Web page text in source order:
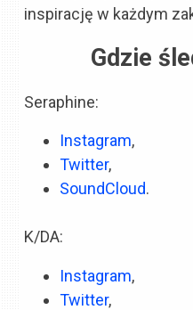
inspirację w każdym
Gdzie
Seraphine:
Instagram,
Twitter,
SoundCloud.
K/DA:
Instagram,
Twitter,